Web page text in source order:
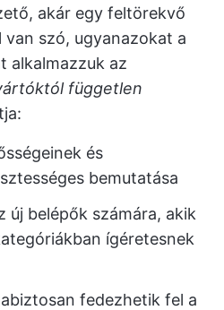
akár egy feltörekvő
szó, ugyanazokat a
alkalmazzuk az
független
és
bemutatása
új belépők számára, akik
ígéretesnek
fedezhetik fel a